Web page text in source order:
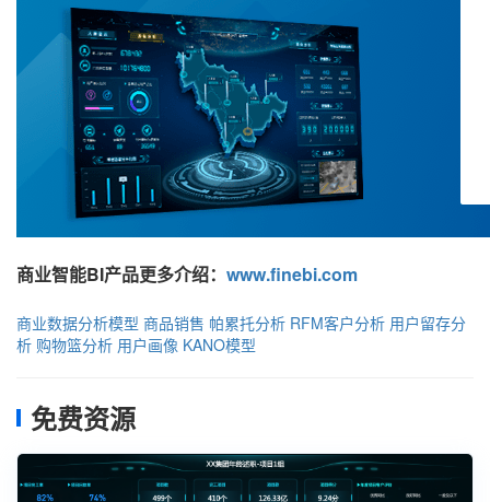
商业智能BI产品更多介绍： www.finebi.com
商业数据分析模型 商品销售 帕累托分析 RFM客户分析 用户留存分
析 购物篮分析 用户画像 KANO模型
免费资源